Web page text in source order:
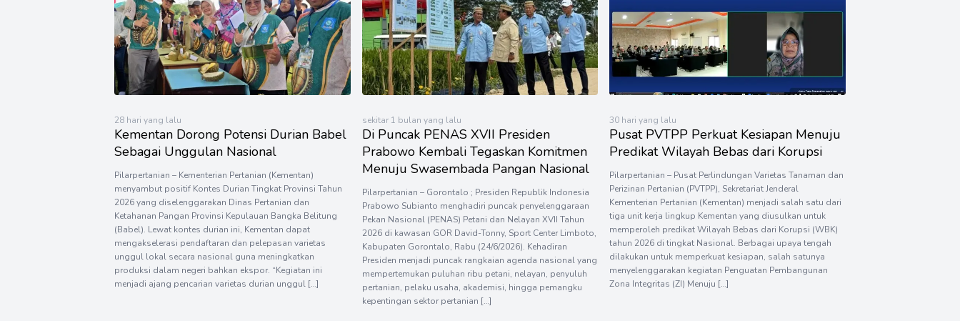
28 hari yang lalu
Kementan Dorong Potensi Durian Babel
Sebagai Unggulan Nasional
Pilarpertanian – Kementerian Pertanian (Kementan)
menyambut positif Kontes Durian Tingkat Provinsi Tahun
2026 yang diselenggarakan Dinas Pertanian dan
Ketahanan Pangan Provinsi Kepulauan Bangka Belitung
(Babel). Lewat kontes durian ini, Kementan dapat
mengakselerasi pendaftaran dan pelepasan varietas
unggul lokal secara nasional guna meningkatkan
produksi dalam negeri bahkan ekspor. “Kegiatan ini
menjadi ajang pencarian varietas durian unggul […]
sekitar 1 bulan yang lalu
Di Puncak PENAS XVII Presiden
Prabowo Kembali Tegaskan Komitmen
Menuju Swasembada Pangan Nasional
Pilarpertanian – Gorontalo ; Presiden Republik Indonesia
Prabowo Subianto menghadiri puncak penyelenggaraan
Pekan Nasional (PENAS) Petani dan Nelayan XVII Tahun
2026 di kawasan GOR David-Tonny, Sport Center Limboto,
Kabupaten Gorontalo, Rabu (24/6/2026). Kehadiran
Presiden menjadi puncak rangkaian agenda nasional yang
mempertemukan puluhan ribu petani, nelayan, penyuluh
pertanian, pelaku usaha, akademisi, hingga pemangku
kepentingan sektor pertanian […]
30 hari yang lalu
Pusat PVTPP Perkuat Kesiapan Menuju
Predikat Wilayah Bebas dari Korupsi
Pilarpertanian – Pusat Perlindungan Varietas Tanaman dan
Perizinan Pertanian (PVTPP), Sekretariat Jenderal
Kementerian Pertanian (Kementan) menjadi salah satu dari
tiga unit kerja lingkup Kementan yang diusulkan untuk
memperoleh predikat Wilayah Bebas dari Korupsi (WBK)
tahun 2026 di tingkat Nasional. Berbagai upaya tengah
dilakukan untuk memperkuat kesiapan, salah satunya
menyelenggarakan kegiatan Penguatan Pembangunan
Zona Integritas (ZI) Menuju […]